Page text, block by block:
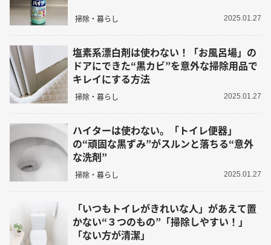
掃除・暮らし 2025.01.27
塩素系漂白剤は使わない！「お風呂場」の
ドアにできた“黒カビ”を意外な掃除用品で
キレイにする方法
掃除・暮らし 2025.01.27
ハイターは使わない。「トイレ便器」
の“頑固な黒ずみ”がスルンと落ちる“意外
な洗剤”
掃除・暮らし 2025.01.27
「いつもトイレがきれいな人」があえて置
かない“３つのもの”「掃除しやすい！」
「ない方が清潔」